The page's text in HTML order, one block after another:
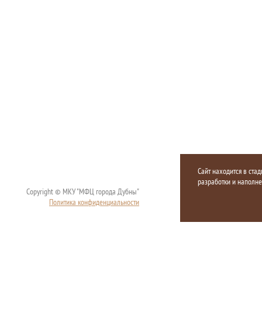
Copyright © МКУ "МФЦ города Дубны"
Политика конфиденциальности
Сайт находится в
разработки и